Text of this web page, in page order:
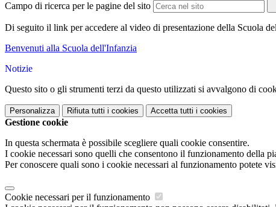
Campo di ricerca per le pagine del sito
Di seguito il link per accedere al video di presentazione della Scuola
Benvenuti alla Scuola dell'Infanzia
Notizie
Questo sito o gli strumenti terzi da questo utilizzati si avvalgono di
Personalizza Rifiuta tutti i cookies Accetta tutti i cookies
Gestione cookie
In questa schermata è possibile scegliere quali cookie consentire.
I cookie necessari sono quelli che consentono il funzionamento della
Per conoscere quali sono i cookie necessari al funzionamento potete
Cookie necessari per il funzionamento